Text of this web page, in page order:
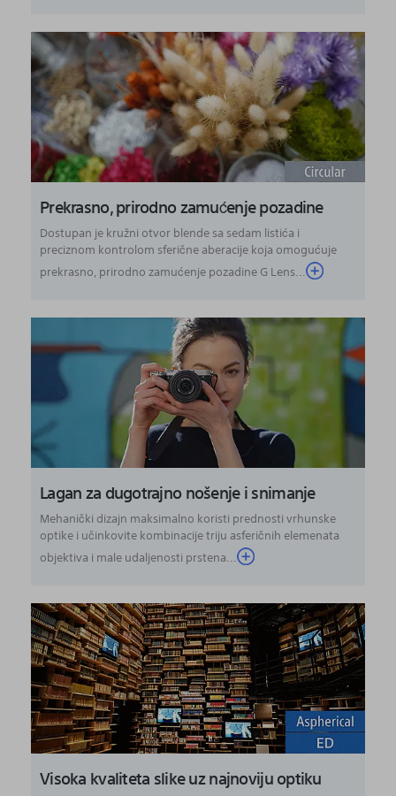
Prekrasno, prirodno zamućenje pozadine
Dostupan je kružni otvor blende sa sedam listića i
preciznom kontrolom sferične aberacije koja omogućuje
prekrasno, prirodno zamućenje pozadine G Lens...
Lagan za dugotrajno nošenje i snimanje
Mehanički dizajn maksimalno koristi prednosti vrhunske
optike i učinkovite kombinacije triju asferičnih elemenata
objektiva i male udaljenosti prstena...
Visoka kvaliteta slike uz najnoviju optiku